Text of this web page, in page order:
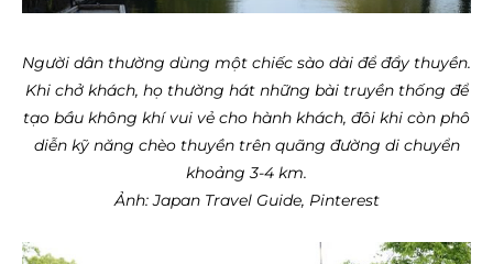
Người dân thường dùng một chiếc sào dài để đẩy thuyền.
Khi chở khách, họ thường hát những bài truyền thống để
tạo bầu không khí vui vẻ cho hành khách, đôi khi còn phô
diễn kỹ năng chèo thuyền trên quãng đường di chuyển
khoảng 3-4 km.
Ảnh: Japan Travel Guide, Pinterest